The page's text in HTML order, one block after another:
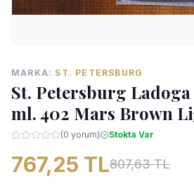
MARKA: ST. PETERSBURG
St. Petersburg Ladoga
ml. 402 Mars Brown
(0 yorum) Stokta Var
767,25 TL807,63 TL